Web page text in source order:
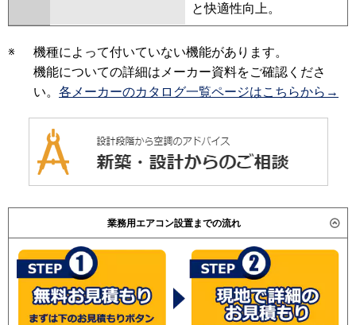
と快適性向上。
※
機種によって付いていない機能があります。
機能についての詳細はメーカー資料をご確認くださ
い。 各メーカーのカタログ一覧ページはこちらから→
業務用エアコン設置までの流れ